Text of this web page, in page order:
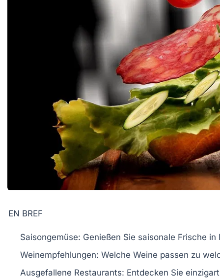
EN BREF
Saisongemüse: Genießen Sie saisonale Frische in
Weinempfehlungen: Welche Weine passen zu
Ausgefallene Restaurants: Entdecken Sie